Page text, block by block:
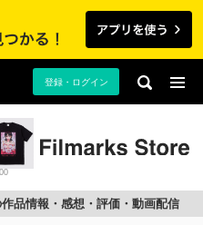
登録・ログイン
品情報・感想・評価・動画配信